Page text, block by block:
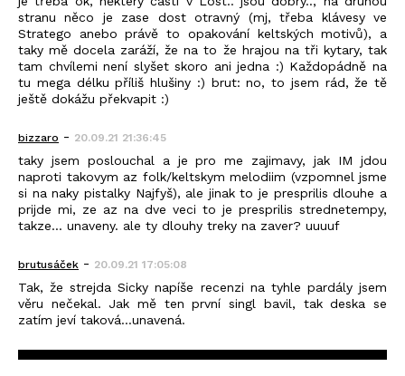
stranu něco je zase dost otravný (mj, třeba klávesy ve
Stratego anebo právě to opakování keltských motivů), a
taky mě docela zaráží, že na to že hrajou na tři kytary, tak
tam chvílemi není slyšet skoro ani jedna :) Každopádně na
tu mega délku příliš hlušiny :) brut: no, to jsem rád, že tě
ještě dokážu překvapit :)
bizzaro - 20.09.21 21:36:45
taky jsem poslouchal a je pro me zajimavy, jak IM jdou
naproti takovym az folk/keltskym melodiim (vzpomnel jsme
si na naky pistalky Najfyš), ale jinak to je presprilis dlouhe a
prijde mi, ze az na dve veci to je presprilis strednetempy,
takze... unaveny. ale ty dlouhy treky na zaver? uuuuf
brutusáček - 20.09.21 17:05:08
Tak, že strejda Sicky napíše recenzi na tyhle pardály jsem
věru nečekal. Jak mě ten první singl bavil, tak deska se
zatím jeví taková...unavená.